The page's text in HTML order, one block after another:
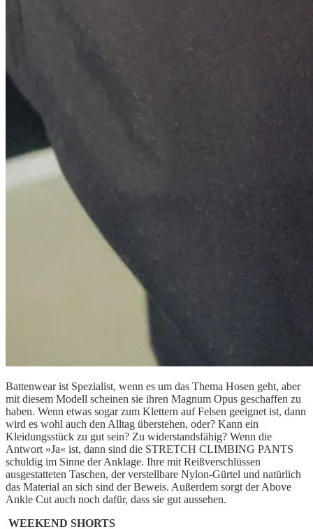
Battenwear ist Spezialist, wenn es um das Thema Hosen geht, aber
mit diesem Modell scheinen sie ihren Magnum Opus geschaffen zu
haben. Wenn etwas sogar zum Klettern auf Felsen geeignet ist, dann
wird es wohl auch den Alltag überstehen, oder? Kann ein
Kleidungsstück zu gut sein? Zu widerstandsfähig? Wenn die
Antwort »Ja« ist, dann sind die STRETCH CLIMBING PANTS
schuldig im Sinne der Anklage. Ihre mit Reißverschlüssen
ausgestatteten Taschen, der verstellbare Nylon-Gürtel und natürlich
das Material an sich sind der Beweis. Außerdem sorgt der Above
Ankle Cut auch noch dafür, dass sie gut aussehen.
WEEKEND SHORTS